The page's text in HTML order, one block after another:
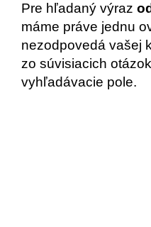
Pre hľadaný výraz
máme práve jednu
nezodpovedá vašej
zo súvisiacich
vyhľadávacie pole.